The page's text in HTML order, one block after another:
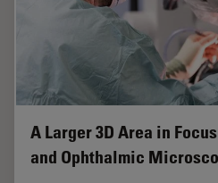
A Larger 3D Area in
and Ophthalmic